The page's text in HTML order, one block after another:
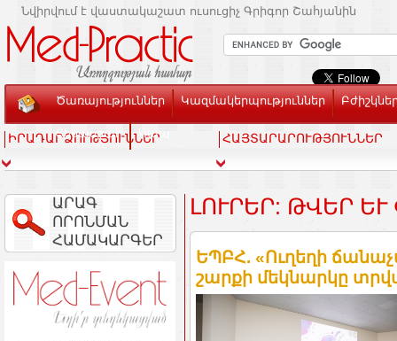
Նվիրվում է վաստակաշատ ուսուցիչ Գրիգոր Շահյանին
Ծառայություններ Կազմակերպություններ
Տեսասրահ Կապ
ԻՐԱԴԱՐՁՈՒԹՅՈՒՆՆԵՐ ՀԱՅՏԱՐԱՐՈՒԹՅՈՒՆՆԵՐ
ԱՐԱԳ
ՈՐՈՆՄԱՆ
ՀԱՄԱԿԱՐԳԵՐ
ԼՈՒՐԵՐ: ԹՎԵՐ
ԵՊԲՀ. «Ուղեղի
շարքի մեկնարկը